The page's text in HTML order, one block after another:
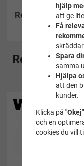
Recensioner
hjälp
att ge
Få
Spara
samma
Hjälpa
att den
kunder.
Klicka på "Okej"
och en
cookies du vill